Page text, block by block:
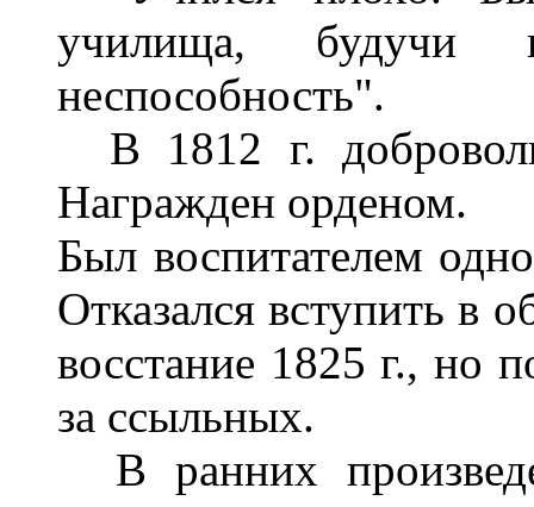
училища, будучи
неспособность".
В 1812 г.
Награжден орденом.
Был воспитателем
Отказался вступить в
восстание 1825 г., но
за ссыльных.
В ранних